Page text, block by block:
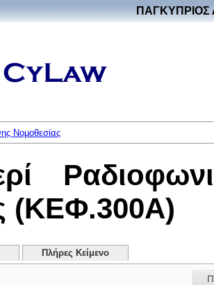
ΠΑΓΚΥΠΡΙΟΣ
Νομοθεσίας
(ΚΕΦ.300Α)
Πλήρες Κείμενο